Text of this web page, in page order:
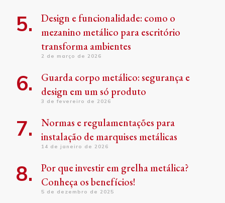
Design e funcionalidade: como o
mezanino metálico para escritório
transforma ambientes
2 de março de 2026
Guarda corpo metálico: segurança e
design em um só produto
3 de fevereiro de 2026
Normas e regulamentações para
instalação de marquises metálicas
14 de janeiro de 2026
Por que investir em grelha metálica?
Conheça os benefícios!
5 de dezembro de 2025